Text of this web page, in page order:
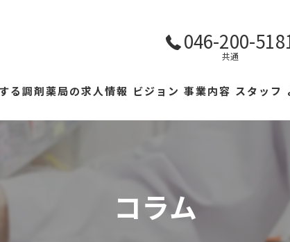
046-200-
共通
る調剤薬局の求人情報 ビジョン 事業内容 スタッフ
コラム